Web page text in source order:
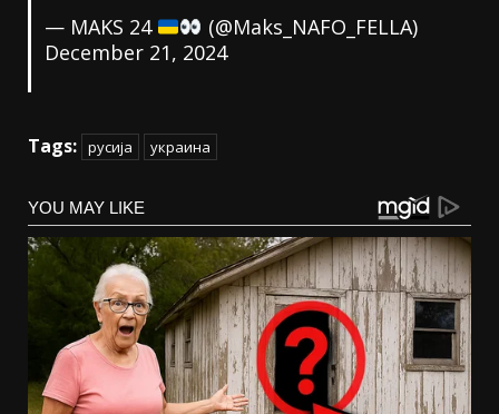
— MAKS 24
(@Maks_NAFO_FELLA)
December 21, 2024
Tags: русија украина